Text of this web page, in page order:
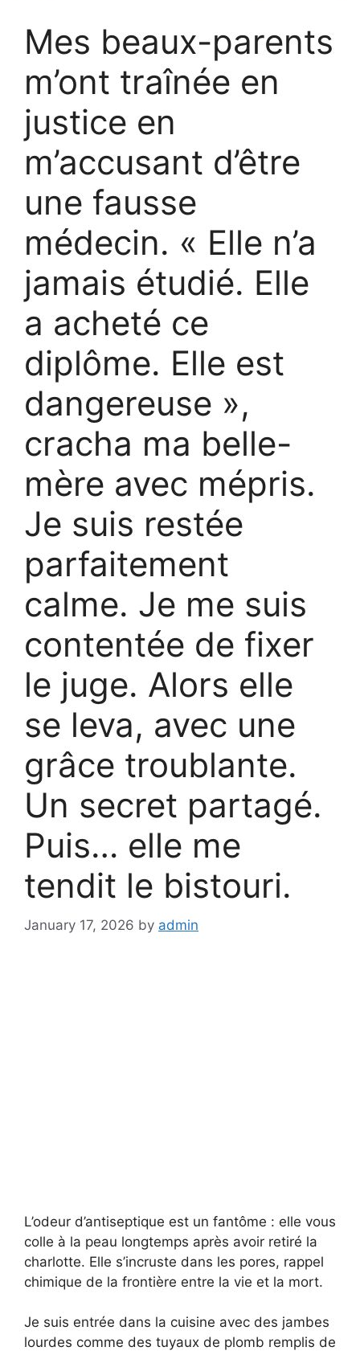
Mes beaux-parents
m’ont traînée en
justice en
m’accusant d’être
une fausse
médecin. « Elle n’a
jamais étudié. Elle
a acheté ce
diplôme. Elle est
dangereuse »,
cracha ma belle-
mère avec mépris.
Je suis restée
parfaitement
calme. Je me suis
contentée de fixer
le juge. Alors elle
se leva, avec une
grâce troublante.
Un secret partagé.
Puis… elle me
tendit le bistouri.
January 17, 2026 by admin
L’odeur d’antiseptique est un fantôme : elle vous
colle à la peau longtemps après avoir retiré la
charlotte. Elle s’incruste dans les pores, rappel
chimique de la frontière entre la vie et la mort.
Je suis entrée dans la cuisine avec des jambes
lourdes comme des tuyaux de plomb remplis de